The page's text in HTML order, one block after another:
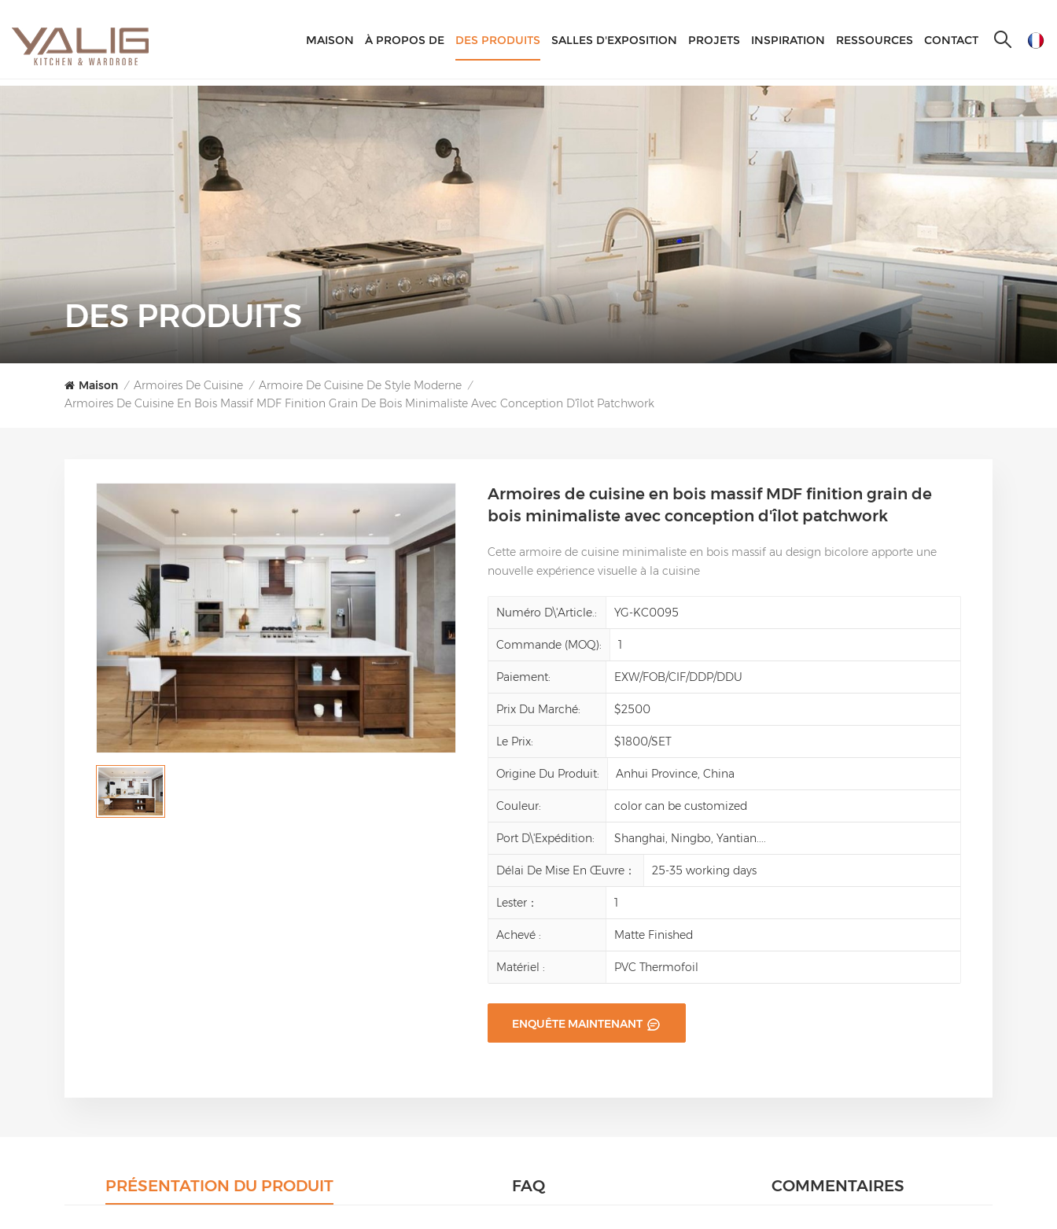
MAISON À PROPOS DE DES PRODUITS SALLES D'EXPOSITION PROJETS INSPIRATION RESSOURCES CONTACT
DES PRODUITS
Maison / Armoires De Cuisine / Armoire De Cuisine De Style Moderne /
Armoires De Cuisine En Bois Massif MDF Finition Grain De Bois Minimaliste Avec Conception D'îlot Patchwork
Armoires de cuisine en bois massif MDF finition grain de
bois minimaliste avec conception d'îlot patchwork
Cette armoire de cuisine minimaliste en bois massif au design bicolore apporte une
nouvelle expérience visuelle à la cuisine
Numéro D\'article.: YG-KC0095
Commande (MOQ): 1
Paiement: EXW/FOB/CIF/DDP/DDU
Prix Du Marché: $2500
Le Prix: $1800/SET
Origine Du Produit: Anhui Province, China
Couleur: color can be customized
Port D\'expédition: Shanghai, Ningbo, Yantian....
Délai De Mise En Œuvre： 25-35 working days
Lester： 1
Achevé : Matte Finished
Matériel : PVC Thermofoil
ENQUÊTE MAINTENANT
PRÉSENTATION DU PRODUIT FAQ COMMENTAIRES